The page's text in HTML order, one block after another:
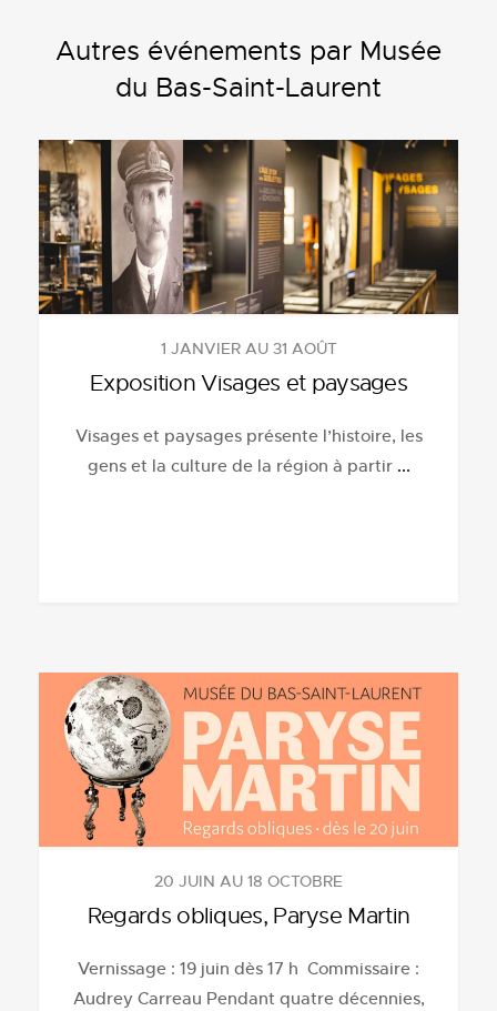
Autres événements par Musée
du Bas-Saint-Laurent
1 JANVIER AU 31 AOÛT
Exposition Visages et paysages
Visages et paysages présente l’histoire, les
gens et la culture de la région à partir ...
20 JUIN AU 18 OCTOBRE
Regards obliques, Paryse Martin
Vernissage : 19 juin dès 17 h Commissaire :
Audrey Carreau Pendant quatre décennies,